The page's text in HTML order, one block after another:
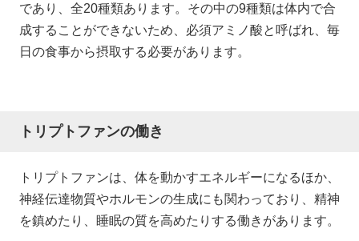
であり、全20種類あります。その中の9種類は体内で合
成することができないため、必須アミノ酸と呼ばれ、毎
日の食事から摂取する必要があります。
トリプトファンの働き
トリプトファンは、体を動かすエネルギーになるほか、
神経伝達物質やホルモンの生成にも関わっており、精神
を鎮めたり、睡眠の質を高めたりする働きがあります。